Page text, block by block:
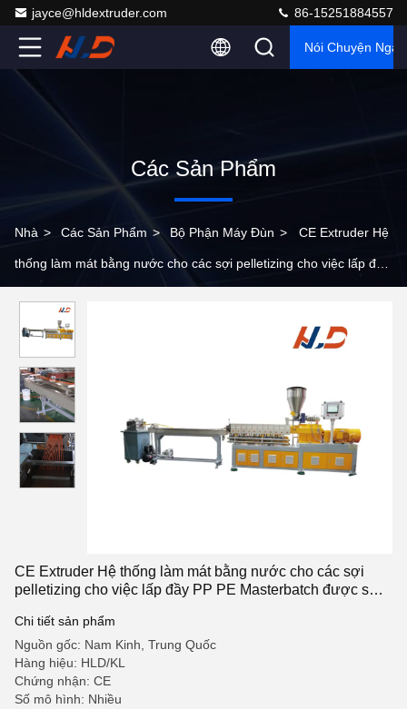
jayce@hldextruder.com 86-15251884557
Nói Chuyện Ngay.
Các Sản Phẩm
Nhà > Các Sản Phẩm > Bộ Phận Máy Đùn > CE Extruder Hệ
thống làm mát bằng nước cho các sợi pelletizing cho việc lấp đầy
CE Extruder Hệ thống làm mát bằng nước cho các sợi
pelletizing cho việc lấp đầy PP PE Masterbatch được sửa
Chi tiết sản phẩm
Nguồn gốc: Nam Kinh, Trung Quốc
Hàng hiệu: HLD/KL
Chứng nhận: CE
Số mô hình: Nhiều